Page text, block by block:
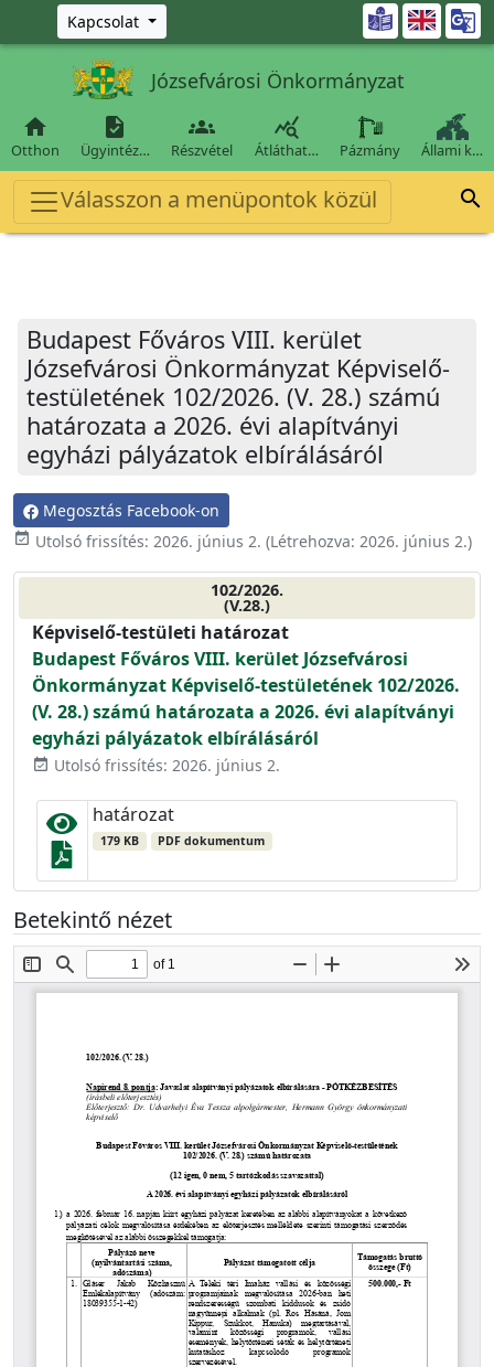
Ugrás a fő tartalomra
Kapcsolat 
Józsefvárosi Önkormányzat

Otthon

Ügyintéz…

Részvétel

Átláthat… Pázmány Állami k…
Válasszon a menüpontok közül 
Budapest Főváros VIII. kerület
Józsefvárosi Önkormányzat Képviselő-
testületének 102/2026. (V. 28.) számú
határozata a 2026. évi alapítványi
egyházi pályázatok elbírálásáról
Megosztás Facebook-on
event_available Utolsó frissítés: 2026. június 2. (Létrehozva: 2026. június 2.)
102/2026.
(V.28.)
Képviselő-testületi határozat
Budapest Főváros VIII. kerület Józsefvárosi
Önkormányzat Képviselő-testületének 102/2026.
(V. 28.) számú határozata a 2026. évi alapítványi
egyházi pályázatok elbírálásáról
event_available Utolsó frissítés: 2026. június 2.
határozat
179 KB PDF dokumentum
Betekintő nézet